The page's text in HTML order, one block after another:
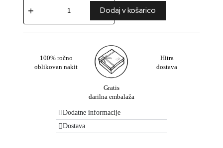
Dodaj v košarico
100% ročno
oblikovan nakit
Gratis
darilna embalaža
Hitra
dostava
Dodatne informacije
Dostava